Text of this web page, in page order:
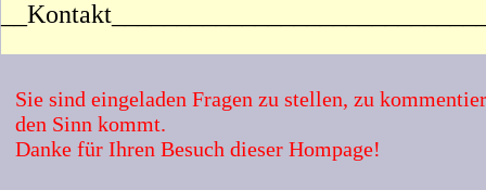
Sie sind eingeladen Fragen zu stellen, zu
den Sinn kommt.
Danke für Ihren Besuch dieser Hompage!